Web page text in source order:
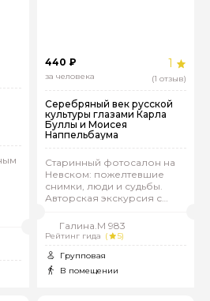
440 ₽
за человека
1
(1 отзыв)
Серебряный век русской
культуры глазами Карла
Буллы и Моисея
Наппельбаума
Старинный фотосалон на
Невском: пожелтевшие
снимки, люди и судьбы.
Авторская экскурсия с
Галина.М 983
Рейтинг гида (
5)
Групповая
В помещении